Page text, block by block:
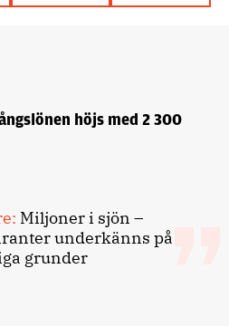
höjs med 2 300
Miljoner i sjön –
underkänns på
grunder